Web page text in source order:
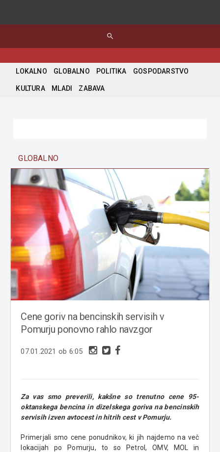
search
LOKALNO GLOBALNO POLITIKA GOSPODARSTVO
KULTURA MLADI ZABAVA
GLOBALNO
Cene goriv na bencinskih servisih v
Pomurju ponovno rahlo navzgor
07.01.2021 ob 6:05
Za vas smo preverili, kakšne so trenutno cene 95-
oktanskega bencina in dizelskega goriva na bencinskih
servisih izven avtocest in hitrih cest v Pomurju.
Primerjali smo cene ponudnikov, ki jih najdemo na več
lokacijah po Pomurju, to so Petrol, OMV, MOL in